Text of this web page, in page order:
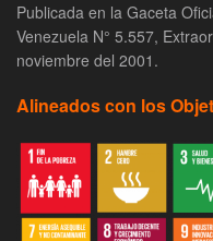
Publicada en la Gaceta
Venezuela N° 5.557,
noviembre del 2001.
Alineados con los